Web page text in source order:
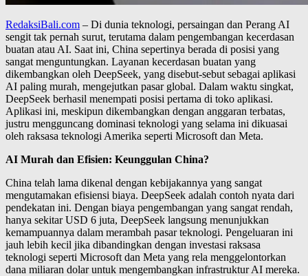
RedaksiBali.com – Di dunia teknologi, persaingan dan Perang AI
sengit tak pernah surut, terutama dalam pengembangan kecerdasan
buatan atau AI. Saat ini, China sepertinya berada di posisi yang
sangat menguntungkan. Layanan kecerdasan buatan yang
dikembangkan oleh DeepSeek, yang disebut-sebut sebagai aplikasi
AI paling murah, mengejutkan pasar global. Dalam waktu singkat,
DeepSeek berhasil menempati posisi pertama di toko aplikasi.
Aplikasi ini, meskipun dikembangkan dengan anggaran terbatas,
justru mengguncang dominasi teknologi yang selama ini dikuasai
oleh raksasa teknologi Amerika seperti Microsoft dan Meta.
AI Murah dan Efisien: Keunggulan China?
China telah lama dikenal dengan kebijakannya yang sangat
mengutamakan efisiensi biaya. DeepSeek adalah contoh nyata dari
pendekatan ini. Dengan biaya pengembangan yang sangat rendah,
hanya sekitar USD 6 juta, DeepSeek langsung menunjukkan
kemampuannya dalam merambah pasar teknologi. Pengeluaran ini
jauh lebih kecil jika dibandingkan dengan investasi raksasa
teknologi seperti Microsoft dan Meta yang rela menggelontorkan
dana miliaran dolar untuk mengembangkan infrastruktur AI mereka.